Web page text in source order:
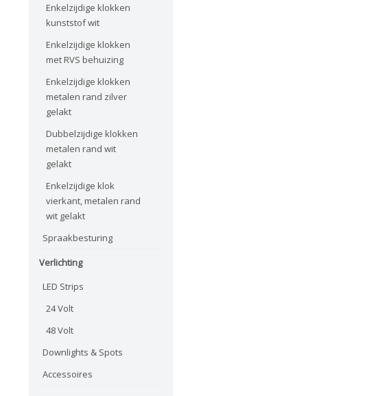
Enkelzijdige klokken
kunststof wit
Enkelzijdige klokken
met RVS behuizing
Enkelzijdige klokken
metalen rand zilver
gelakt
Dubbelzijdige klokken
metalen rand wit
gelakt
Enkelzijdige klok
vierkant, metalen rand
wit gelakt
Spraakbesturing
Verlichting
LED Strips
24 Volt
48 Volt
Downlights & Spots
Accessoires